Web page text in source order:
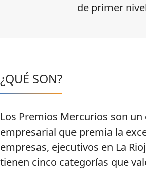
de primer
¿QUÉ SON?
Los Premios Mercurios son
empresarial que premia la
empresas, ejecutivos en La
tienen cinco categorías que